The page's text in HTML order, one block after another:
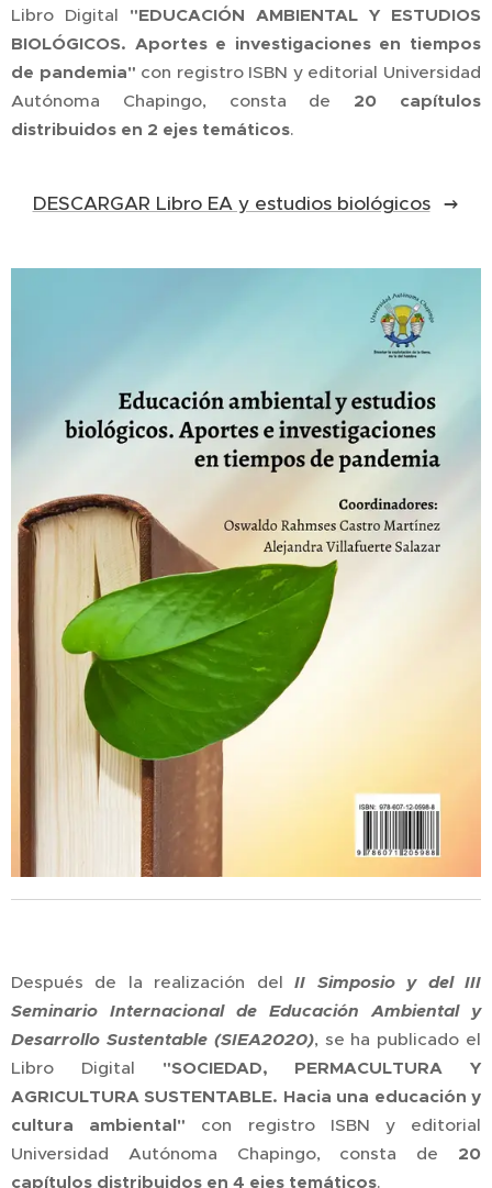
Libro Digital "EDUCACIÓN AMBIENTAL Y ESTUDIOS
BIOLÓGICOS. Aportes e investigaciones en tiempos
de pandemia" con registro ISBN y editorial Universidad
Autónoma Chapingo, consta de 20 capítulos
distribuidos en 2 ejes temáticos.
DESCARGAR Libro EA y estudios biológicos
Después de la realización delII Simposio y del III
Seminario Internacional de Educación Ambiental y
Desarrollo Sustentable (SIEA2020), se ha publicado el
Libro Digital "SOCIEDAD, PERMACULTURA Y
AGRICULTURA SUSTENTABLE. Hacia una educación y
cultura ambiental" con registro ISBN y editorial
Universidad Autónoma Chapingo, consta de 20
capítulos distribuidos en 4 ejes temáticos.